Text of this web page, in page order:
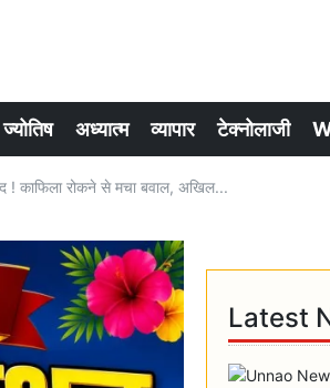
ज्योतिष अध्यात्म व्यापार टेक्नोलाजी
! काफिला रोकने से मचा बवाल, अखिल...
Latest